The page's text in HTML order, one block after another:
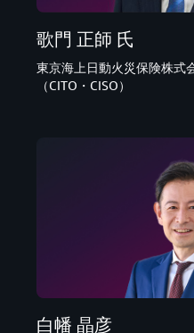
歌門 正師 氏
東京海上日動火災保険株式
（CITO・CISO）
白幡 晶彦